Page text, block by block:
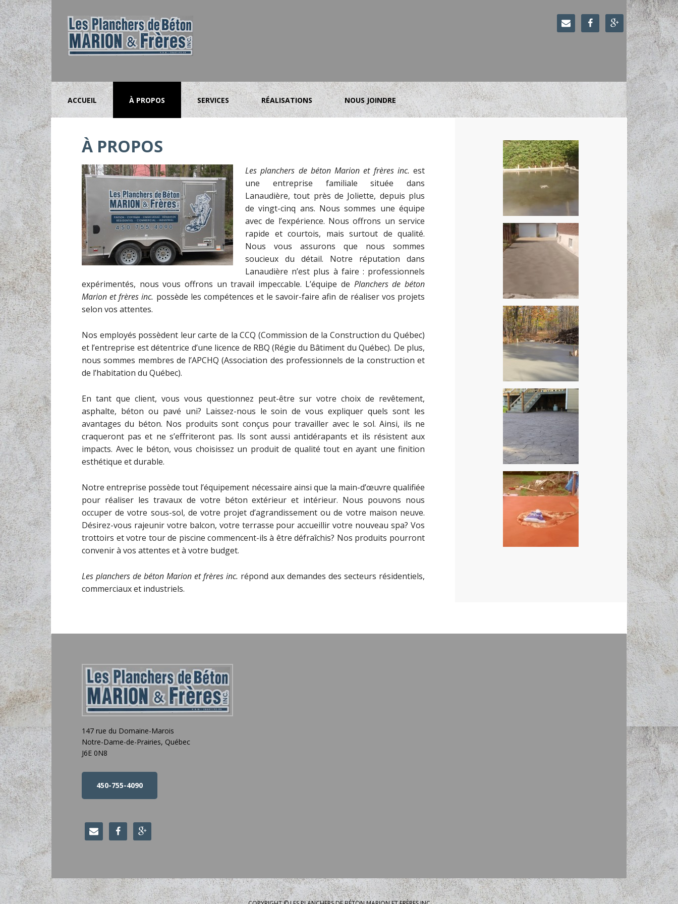
  
ACCUEIL À PROPOS SERVICES RÉALISATIONS NOUS JOINDRE
À PROPOS
Les planchers de béton Marion et frères inc. est
une entreprise familiale située dans
Lanaudière, tout près de Joliette, depuis plus
de vingt-cinq ans. Nous sommes une équipe
avec de l’expérience. Nous offrons un service
rapide et courtois, mais surtout de qualité.
Nous vous assurons que nous sommes
soucieux du détail. Notre réputation dans
Lanaudière n’est plus à faire : professionnels
expérimentés, nous vous offrons un travail impeccable. L’équipe de Planchers de béton
Marion et frères inc. possède les compétences et le savoir-faire afin de réaliser vos projets
selon vos attentes.
Nos employés possèdent leur carte de la CCQ (Commission de la Construction du Québec)
et l’entreprise est détentrice d’une licence de RBQ (Régie du Bâtiment du Québec). De plus,
nous sommes membres de l’APCHQ (Association des professionnels de la construction et
de l’habitation du Québec).
En tant que client, vous vous questionnez peut-être sur votre choix de revêtement,
asphalte, béton ou pavé uni? Laissez-nous le soin de vous expliquer quels sont les
avantages du béton. Nos produits sont conçus pour travailler avec le sol. Ainsi, ils ne
craqueront pas et ne s’effriteront pas. Ils sont aussi antidérapants et ils résistent aux
impacts. Avec le béton, vous choisissez un produit de qualité tout en ayant une finition
esthétique et durable.
Notre entreprise possède tout l’équipement nécessaire ainsi que la main-d’œuvre qualifiée
pour réaliser les travaux de votre béton extérieur et intérieur. Nous pouvons nous
occuper de votre sous-sol, de votre projet d’agrandissement ou de votre maison neuve.
Désirez-vous rajeunir votre balcon, votre terrasse pour accueillir votre nouveau spa? Vos
trottoirs et votre tour de piscine commencent-ils à être défraîchis? Nos produits pourront
convenir à vos attentes et à votre budget.
Les planchers de béton Marion et frères inc. répond aux demandes des secteurs résidentiels,
commerciaux et industriels.
147 rue du Domaine-Marois
Notre-Dame-de-Prairies, Québec
J6E 0N8
450-755-4090
  